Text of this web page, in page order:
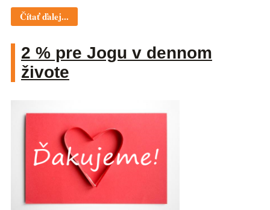
Čítať ďalej...
2 % pre Jogu v dennom
živote